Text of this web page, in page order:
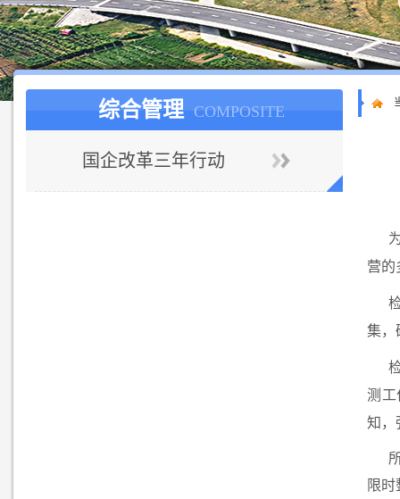
综合管理 COMPOSITE
国企改革三年行动
营的
集，
测工
知，
限